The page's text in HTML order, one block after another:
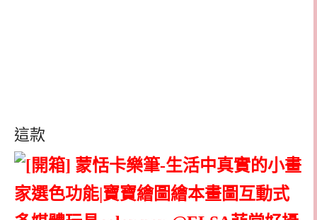
這款